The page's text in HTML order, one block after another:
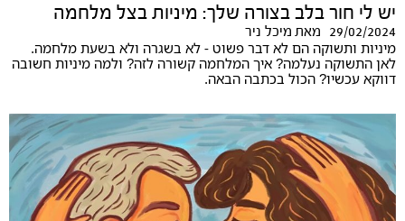
יש לי חור בלב בצורה שלך: מיניות בצל מלחמה
29/02/2024 מאת מיכל ניר
מיניות ותשוקה הם לא דבר פשוט - לא בשגרה ולא בשעת מלחמה.
לאן התשוקה נעלמה? איך המלחמה קשורה לזה? ולמה מיניות חשובה
דווקא עכשיו? הכול בכתבה הבאה.